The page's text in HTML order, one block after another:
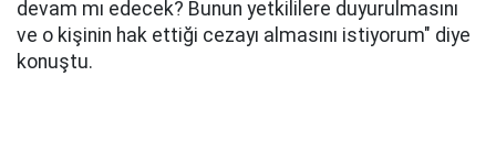
devam mı edecek? Bunun yetkililere duyurulmasını
ve o kişinin hak ettiği cezayı almasını istiyorum" diye
konuştu.